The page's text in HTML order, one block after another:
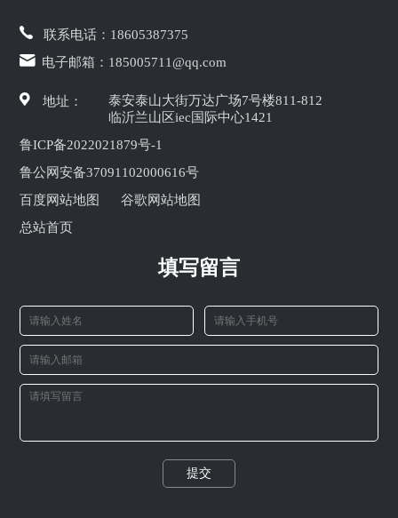
联系电话： 18605387375
电子邮箱： 185005711@qq.com
地址：
泰安泰山大街万达广场7号楼811-812
临沂兰山区iec国际中心1421
鲁ICP备2022021879号-1
鲁公网安备37091102000616号
百度网站地图
谷歌网站地图
总站首页
填写留言
提交